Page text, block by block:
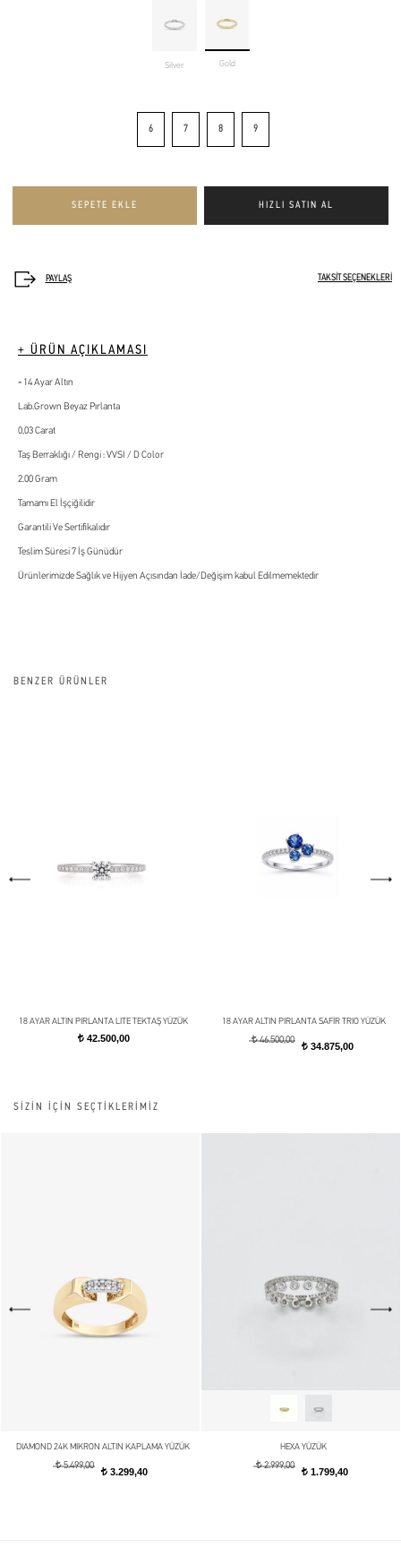
Silver Gold
6 7 8 9
TAKSİT SEÇENEKLERİ
+ ÜRÜN AÇIKLAMASI
14 Ayar Altın
Lab.Grown Beyaz Pırlanta
0,03 Carat
Taş Berraklığı / Rengi : VVSI / D Color
2.00 Gram
Tamamı El İşçiğilidir
Garantili Ve Sertifikalıdır
Teslim Süresi 7 İş Günüdür
Ürünlerimizde Sağlık ve Hijyen Açısından İade/Değişim kabul Edilmemektedir
BENZER ÜRÜNLER
18 AYAR ALTIN PIRLANTA LITE TEKTAŞ YÜZÜK
t42.500,00
18 AYAR ALTIN PIRLANTA SAFİR TRIO YÜZÜK
t46.500,00
t34.875,00
SİZİN İÇİN SEÇTİKLERİMİZ
DIAMOND 24K MIKRON ALTIN KAPLAMA YÜZÜK
t5.499,00
t 3.299,40
HEXA YÜZÜK
t2.999,00
t 1.799,40